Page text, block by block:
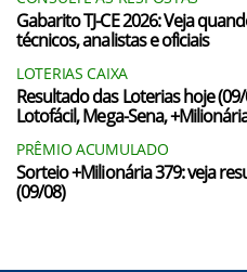
Gabarito TJ-CE 2026: Veja
técnicos, analistas e oficiais
LOTERIAS CAIXA
Resultado das Loterias hoje
Lotofácil, Mega-Sena,
PRÊMIO ACUMULADO
Sorteio +Milionária 379: veja
(09/08)